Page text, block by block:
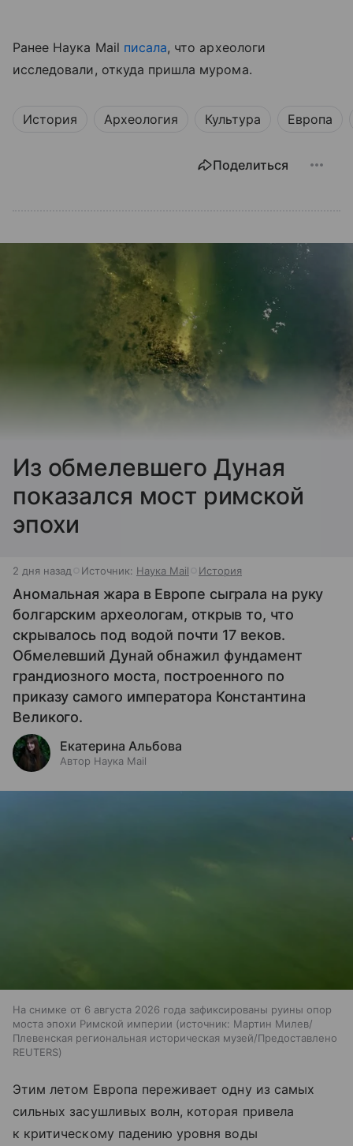
Ранее Наука Mail писала, что археологи
исследовали, откуда пришла мурома.
История Археология Культура Европа
Поделиться
Из обмелевшего Дуная
показался мост римской
эпохи
2 дня назад Источник: Наука Mail История
Аномальная жара в Европе сыграла на руку
болгарским археологам, открыв то, что
скрывалось под водой почти 17 веков.
Обмелевший Дунай обнажил фундамент
грандиозного моста, построенного по
приказу самого императора Константина
Великого.
Екатерина Альбова
Автор Наука Mail
На снимке от 6 августа 2026 года зафиксированы руины опор
моста эпохи Римской империи
источник: Мартин Милев/
Плевенская региональная историческая музей/Предоставлено
REUTERS
Этим летом Европа переживает одну из самых
сильных засушливых волн, которая привела
к критическому падению уровня воды